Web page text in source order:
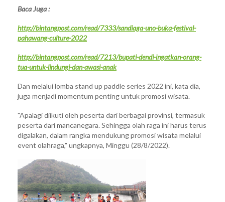
Baca Juga :
http://bintangpost.com/read/7333/sandiaga-uno-buka-festival-
pahawang-culture-2022
http://bintangpost.com/read/7213/bupati-dendi-ingatkan-orang-
tua-untuk-lindungi-dan-awasi-anak
Dan melalui lomba stand up paddle series 2022 ini, kata dia,
juga menjadi momentum penting untuk promosi wisata.
"Apalagi diikuti oleh peserta dari berbagai provinsi, termasuk
peserta dari mancanegara. Sehingga olah raga ini harus terus
digalakan, dalam rangka mendukung promosi wisata melalui
event olahraga," ungkapnya, Minggu (28/8/2022).